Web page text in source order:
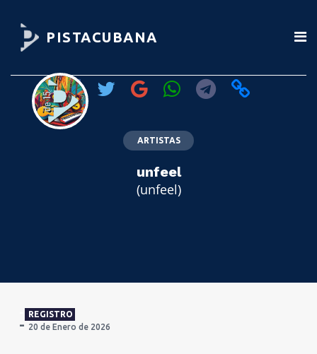
PISTACUBANA
ARTISTAS
unfeel
(unfeel)
REGISTRO
20 de Enero de 2026